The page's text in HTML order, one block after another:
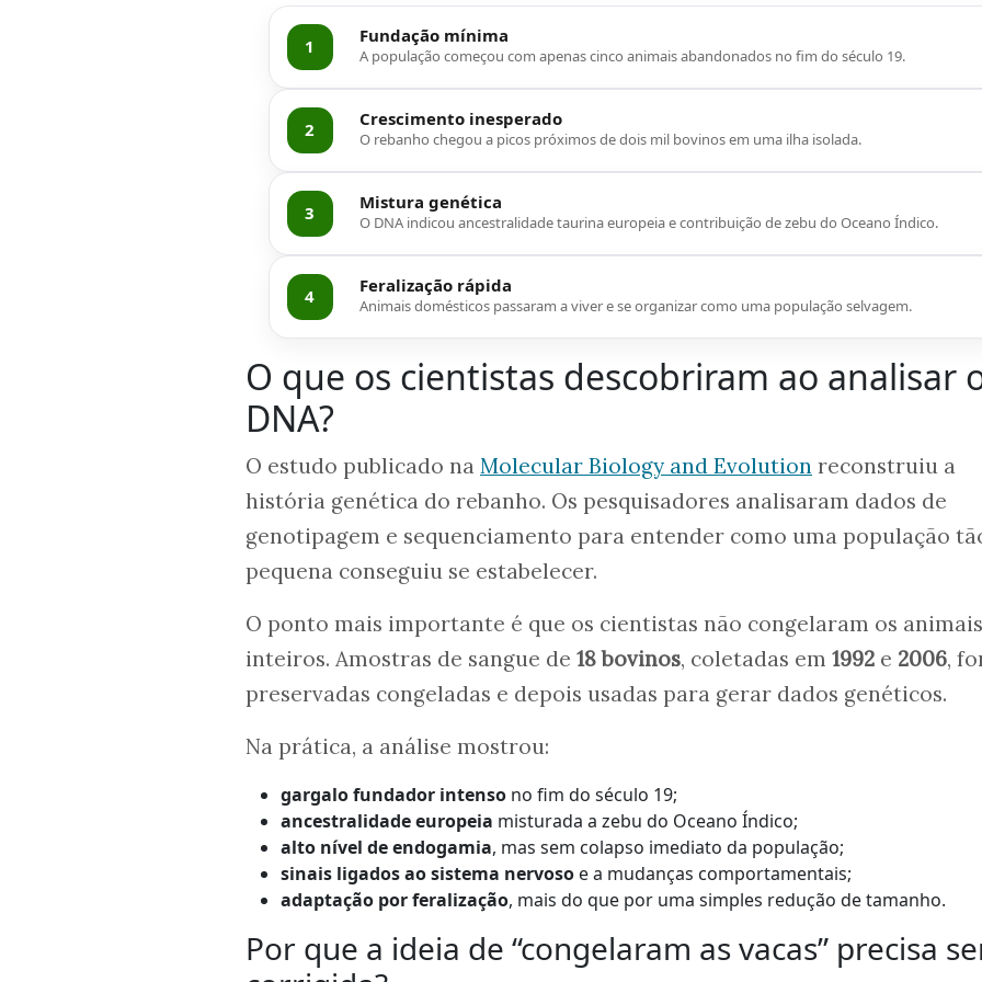
1
Fundação mínima
A população começou com apenas cinco animais abandonados no fim do século 19.
2
Crescimento inesperado
O rebanho chegou a picos próximos de dois mil bovinos em uma ilha isolada.
3
Mistura genética
O DNA indicou ancestralidade taurina europeia e contribuição de zebu do Oceano Índico.
4
Feralização rápida
Animais domésticos passaram a viver e se organizar como uma população selvagem.
O que os cientistas descobriram ao analisar
DNA?
O estudo publicado na Molecular Biology and Evolution reconstruiu a
história genética do rebanho. Os pesquisadores analisaram dados de
genotipagem e sequenciamento para entender como uma população
pequena conseguiu se estabelecer.
O ponto mais importante é que os cientistas não congelaram os animais
inteiros. Amostras de sangue de 18 bovinos, coletadas em 1992 e 2006,
preservadas congeladas e depois usadas para gerar dados genéticos.
Na prática, a análise mostrou:
gargalo fundador intenso no fim do século 19;
ancestralidade europeia misturada a zebu do Oceano Índico;
alto nível de endogamia, mas sem colapso imediato da população;
sinais ligados ao sistema nervoso e a mudanças comportamentais;
adaptação por feralização, mais do que por uma simples redução de tamanho.
Por que a ideia de “congelaram as vacas” precisa